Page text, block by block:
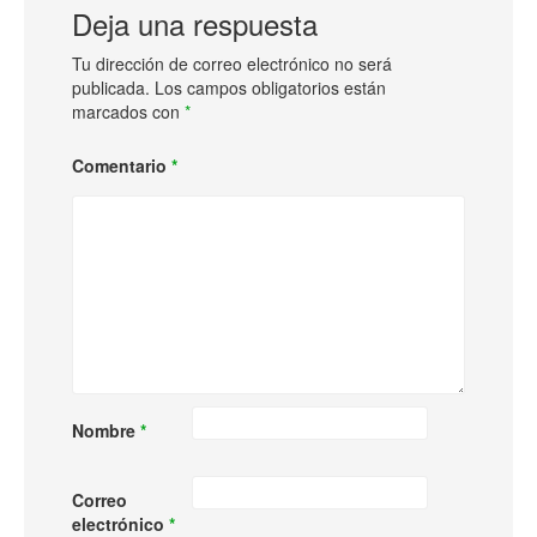
Deja una respuesta
Tu dirección de correo electrónico no será
publicada. Los campos obligatorios están
marcados con *
Comentario *
Nombre *
Correo
electrónico *